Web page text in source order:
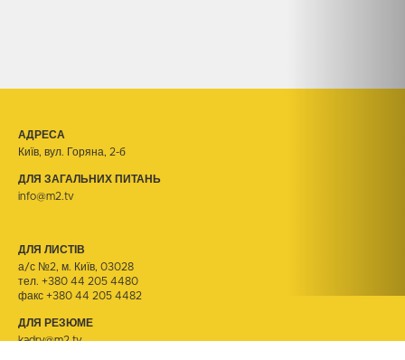
АДРЕСА
Київ, вул. Горяна, 2-б
ДЛЯ ЗАГАЛЬНИХ ПИТАНЬ
info@m2.tv
ДЛЯ ЛИСТІВ
а/с №2, м. Київ, 03028
тел. +380 44 205 4480
факс +380 44 205 4482
ДЛЯ РЕЗЮМЕ
kadry@m2.tv